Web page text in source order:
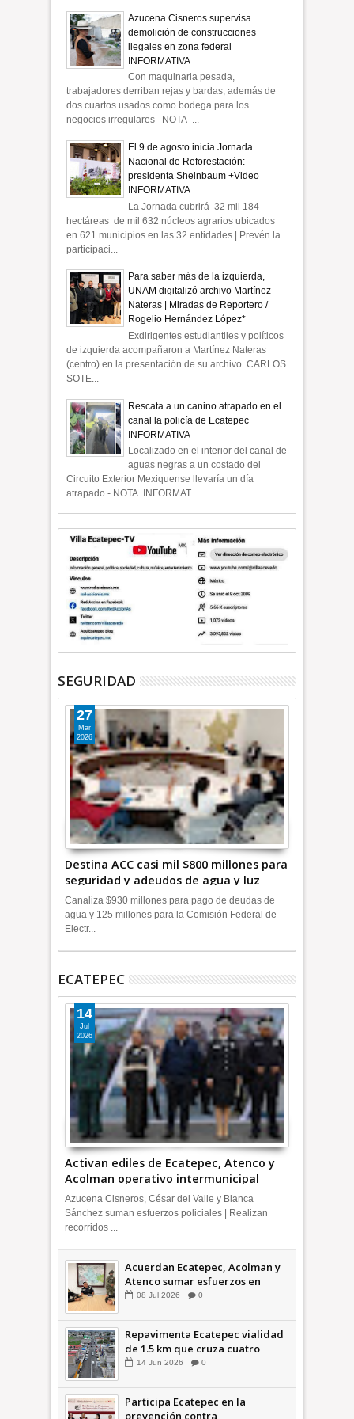
Azucena Cisneros supervisa
demolición de construcciones
ilegales en zona federal
INFORMATIVA
Con maquinaria pesada,
trabajadores derriban rejas y bardas, además de
dos cuartos usados como bodega para los
negocios irregulares NOTA ...
El 9 de agosto inicia Jornada
Nacional de Reforestación:
presidenta Sheinbaum +Video
INFORMATIVA
La Jornada cubrirá 32 mil 184
hectáreas de mil 632 núcleos agrarios ubicados
en 621 municipios en las 32 entidades | Prevén la
participaci...
Para saber más de la izquierda,
UNAM digitalizó archivo Martínez
Nateras | Miradas de Reportero /
Rogelio Hernández López*
Exdirigentes estudiantiles y políticos
de izquierda acompañaron a Martínez Nateras
(centro) en la presentación de su archivo. CARLOS
SOTE...
Rescata a un canino atrapado en el
canal la policía de Ecatepec
INFORMATIVA
Localizado en el interior del canal de
aguas negras a un costado del
Circuito Exterior Mexiquense llevaría un día
atrapado - NOTA INFORMAT...
SEGURIDAD
Destina ACC casi mil $800 millones para
seguridad y adeudos de agua y luz
+Video
27
Mar
2026
Canaliza $930 millones para pago de deudas de
agua y 125 millones para la Comisión Federal de
Electr...
ECATEPEC
Activan ediles de Ecatepec, Atenco y
Acolman operativo intermunicipal
14
Jul
2026
Azucena Cisneros, César del Valle y Blanca
Sánchez suman esfuerzos policiales | Realizan
recorridos ...
Acuerdan Ecatepec, Acolman y
Atenco sumar esfuerzos en
seguridad
08 Jul 2026 0
Repavimenta Ecatepec vialidad
de 1.5 km que cruza cuatro
comunidades +Video
14 Jun 2026 0
Participa Ecatepec en la
prevención contra